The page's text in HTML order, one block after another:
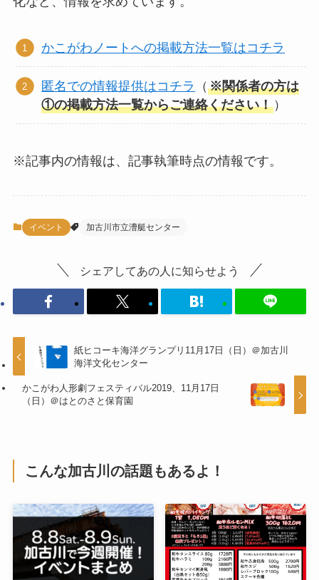
かこがわノートへの掲載方法一覧はコチラ
匿名での情報提供はコチラ （※関係者の方は
①の掲載方法一覧からご連絡ください！ ）
※記事内の情報は、記事執筆時点の情報です。
イベント 加古川市立漕艇センター
シェアしてあの人に知らせよう
紙ヒコーキ海洋グランプリ11月17日（日）＠加古川
海洋文化センター
かこがわ人形劇フェスティバル2019、11月17日
（日）＠はとのさと保育園
こんな加古川の話題もあるよ！